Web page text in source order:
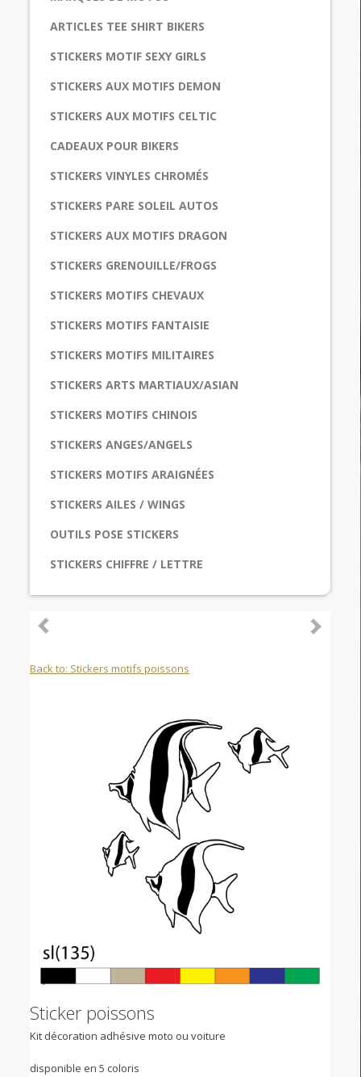
ARTICLES TEE SHIRT BIKERS
STICKERS MOTIF SEXY GIRLS
STICKERS AUX MOTIFS DEMON
STICKERS AUX MOTIFS CELTIC
CADEAUX POUR BIKERS
STICKERS VINYLES CHROMÉS
STICKERS PARE SOLEIL AUTOS
STICKERS AUX MOTIFS DRAGON
STICKERS GRENOUILLE/FROGS
STICKERS MOTIFS CHEVAUX
STICKERS MOTIFS FANTAISIE
STICKERS MOTIFS MILITAIRES
STICKERS ARTS MARTIAUX/ASIAN
STICKERS MOTIFS CHINOIS
STICKERS ANGES/ANGELS
STICKERS MOTIFS ARAIGNÉES
STICKERS AILES / WINGS
OUTILS POSE STICKERS
STICKERS CHIFFRE / LETTRE
Back to: Stickers motifs poissons
Sticker poissons
Kit décoration adhésive moto ou voiture
disponible en 5 coloris